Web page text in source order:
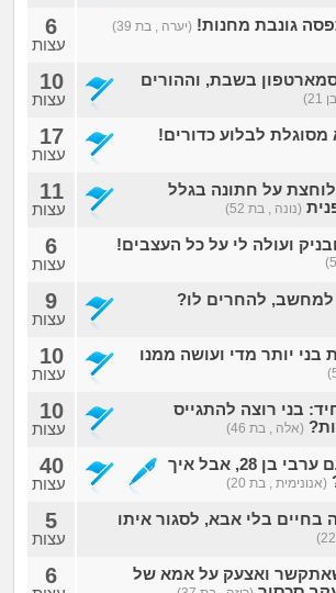
(יערה , בת 39) 6
עצות
בשבת, וההורים
10
עצות
17
עצות
לוחצת על חתונה בגלל
(נונה , בת 52)
11
עצות
ועולה לי על כל העצבים! 6
עצות
9
עצות
יותר מדי ועושה ממנו
10
עצות
בני רוצה להתגייס
(אלה , בת 46)
10
עצות
רוצה להתחתן עם ערבי בן 28, אבל איך
(אנונימית , בת 20)
40
עצות
בחיים בלי אבא, לסגור איתו
5
עצות
ואצעק על אמא של
6